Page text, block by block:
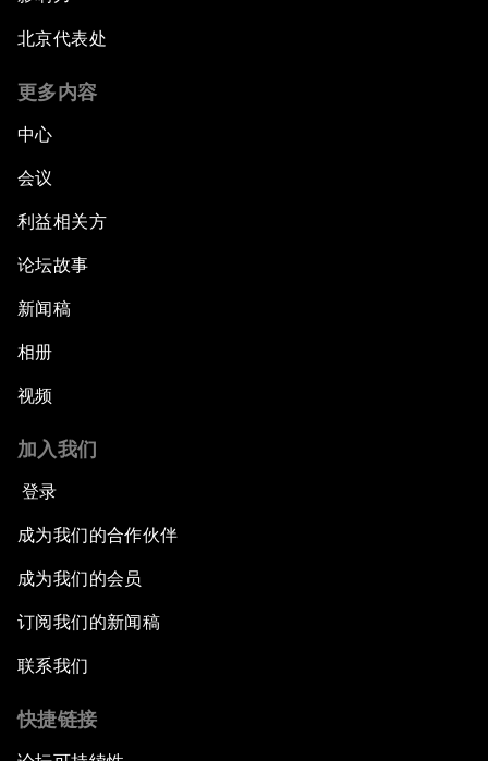
北京代表处
更多内容
中心
会议
利益相关方
论坛故事
新闻稿
相册
视频
加入我们
登录
成为我们的合作伙伴
成为我们的会员
订阅我们的新闻稿
联系我们
快捷链接